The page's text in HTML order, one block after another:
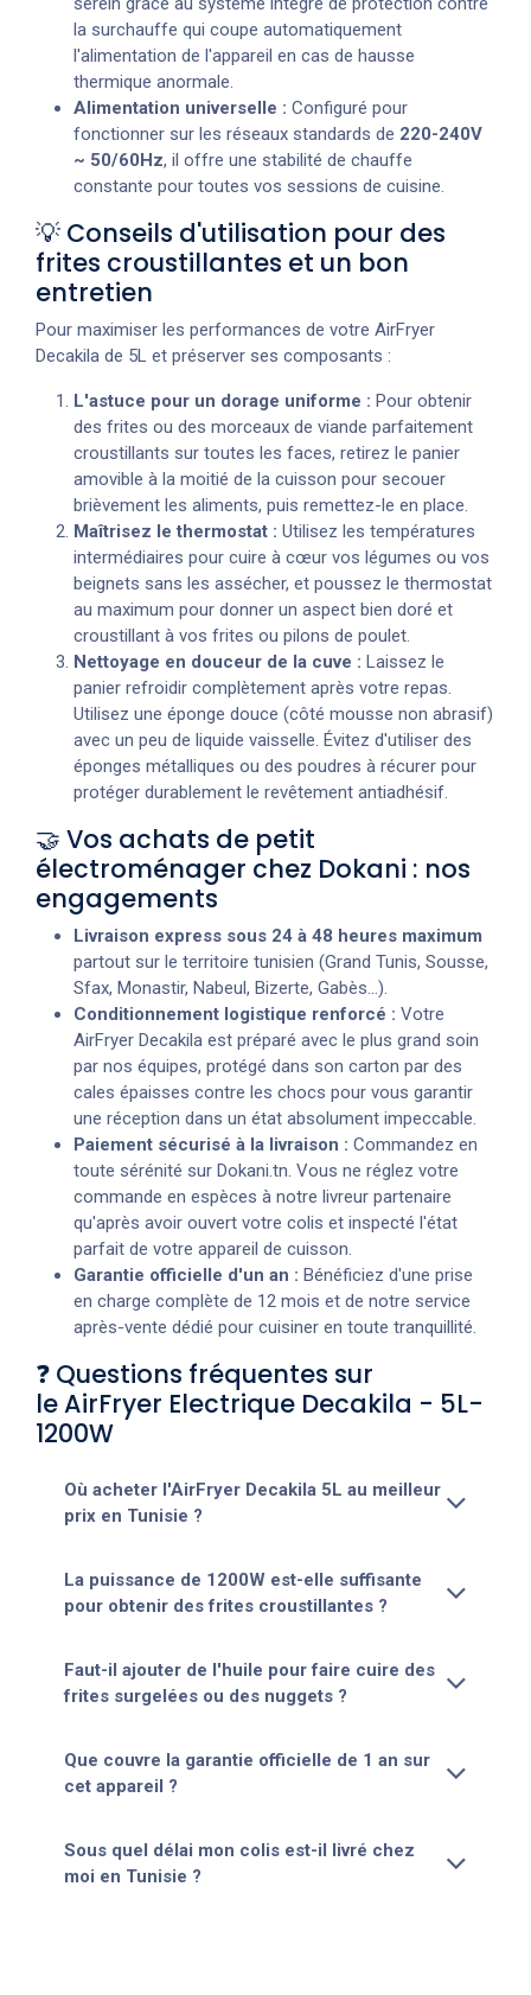
la surchauffe qui coupe automatiquement
l'alimentation de l'appareil en cas de hausse
thermique anormale.
Alimentation universelle : Configuré pour
fonctionner sur les réseaux standards de 220-240V
~ 50/60Hz, il offre une stabilité de chauffe
constante pour toutes vos sessions de cuisine.
💡 Conseils d'utilisation pour des
frites croustillantes et un bon
entretien
Pour maximiser les performances de votre AirFryer
Decakila de 5L et préserver ses composants :
L'astuce pour un dorage uniforme : Pour obtenir
des frites ou des morceaux de viande parfaitement
croustillants sur toutes les faces, retirez le panier
amovible à la moitié de la cuisson pour secouer
brièvement les aliments, puis remettez-le en place.
Maîtrisez le thermostat : Utilisez les températures
intermédiaires pour cuire à cœur vos légumes ou vos
beignets sans les assécher, et poussez le thermostat
au maximum pour donner un aspect bien doré et
croustillant à vos frites ou pilons de poulet.
Nettoyage en douceur de la cuve : Laissez le
panier refroidir complètement après votre repas.
Utilisez une éponge douce (côté mousse non abrasif)
avec un peu de liquide vaisselle. Évitez d'utiliser des
éponges métalliques ou des poudres à récurer pour
protéger durablement le revêtement antiadhésif.
🤝 Vos achats de petit
électroménager chez Dokani : nos
engagements
Livraison express sous 24 à 48 heures maximum
partout sur le territoire tunisien (Grand Tunis, Sousse,
Sfax, Monastir, Nabeul, Bizerte, Gabès...).
Conditionnement logistique renforcé : Votre
AirFryer Decakila est préparé avec le plus grand soin
par nos équipes, protégé dans son carton par des
cales épaisses contre les chocs pour vous garantir
une réception dans un état absolument impeccable.
Paiement sécurisé à la livraison : Commandez en
toute sérénité sur Dokani.tn. Vous ne réglez votre
commande en espèces à notre livreur partenaire
qu'après avoir ouvert votre colis et inspecté l'état
parfait de votre appareil de cuisson.
Garantie officielle d'un an : Bénéficiez d'une prise
en charge complète de 12 mois et de notre service
après-vente dédié pour cuisiner en toute tranquillité.
❓ Questions fréquentes sur
le AirFryer Electrique Decakila - 5L-
1200W
Où acheter l'AirFryer Decakila 5L au meilleur
prix en Tunisie ?
La puissance de 1200W est-elle suffisante
pour obtenir des frites croustillantes ?
Faut-il ajouter de l'huile pour faire cuire des
frites surgelées ou des nuggets ?
Que couvre la garantie officielle de 1 an sur
cet appareil ?
Sous quel délai mon colis est-il livré chez
moi en Tunisie ?